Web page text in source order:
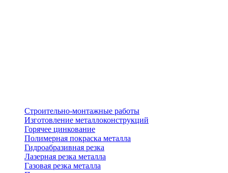
Строительно-монтажные работы
Изготовление металлоконструкций
Горячее цинкование
Полимерная покраска металла
Гидроабразивная резка
Лазерная резка металла
Газовая резка металла